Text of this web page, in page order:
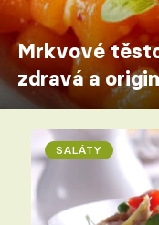
Mrkvové
zdravá a
SALÁTY